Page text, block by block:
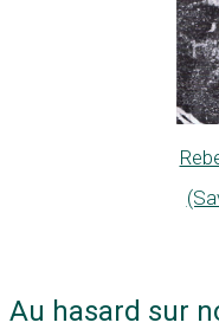
Au hasard sur